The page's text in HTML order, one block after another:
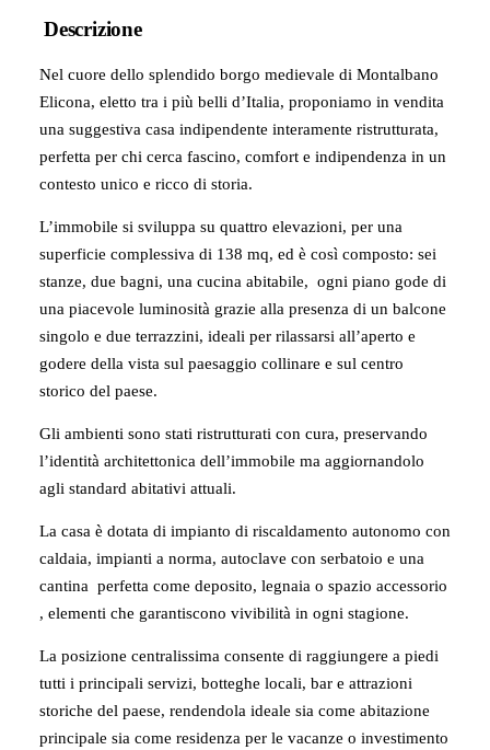
Descrizione
Nel cuore dello splendido borgo medievale di Montalbano
Elicona, eletto tra i più belli d’Italia, proponiamo in vendita
una suggestiva casa indipendente interamente ristrutturata,
perfetta per chi cerca fascino, comfort e indipendenza in un
contesto unico e ricco di storia.
L’immobile si sviluppa su quattro elevazioni, per una
superficie complessiva di 138 mq, ed è così composto: sei
stanze, due bagni, una cucina abitabile, ogni piano gode di
una piacevole luminosità grazie alla presenza di un balcone
singolo e due terrazzini, ideali per rilassarsi all’aperto e
godere della vista sul paesaggio collinare e sul centro
storico del paese.
Gli ambienti sono stati ristrutturati con cura, preservando
l’identità architettonica dell’immobile ma aggiornandolo
agli standard abitativi attuali.
La casa è dotata di impianto di riscaldamento autonomo con
caldaia, impianti a norma, autoclave con serbatoio e una
cantina perfetta come deposito, legnaia o spazio accessorio
, elementi che garantiscono vivibilità in ogni stagione.
La posizione centralissima consente di raggiungere a piedi
tutti i principali servizi, botteghe locali, bar e attrazioni
storiche del paese, rendendola ideale sia come abitazione
principale sia come residenza per le vacanze o investimento